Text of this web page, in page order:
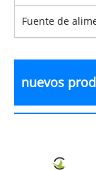
Fuente de
nuevos